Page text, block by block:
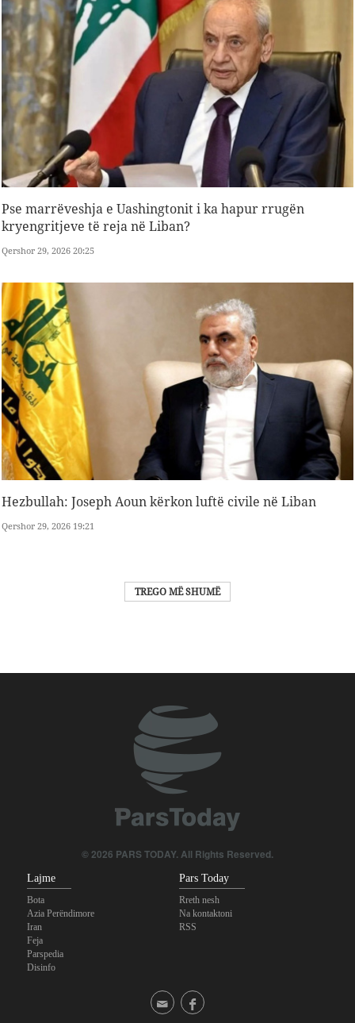
Pse marrëveshja e Uashingtonit i ka hapur rrugën
kryengritjeve të reja në Liban?
Qershor 29, 2026 20:25
Hezbullah: Joseph Aoun kërkon luftë civile në Liban
Qershor 29, 2026 19:21
TREGO MË SHUMË
© 2026 PARS TODAY. All Rights Reserved.
Lajme
Bota
Azia Perëndimore
Iran
Feja
Parspedia
Disinfo
Pars Today
Rreth nesh
Na kontaktoni
RSS